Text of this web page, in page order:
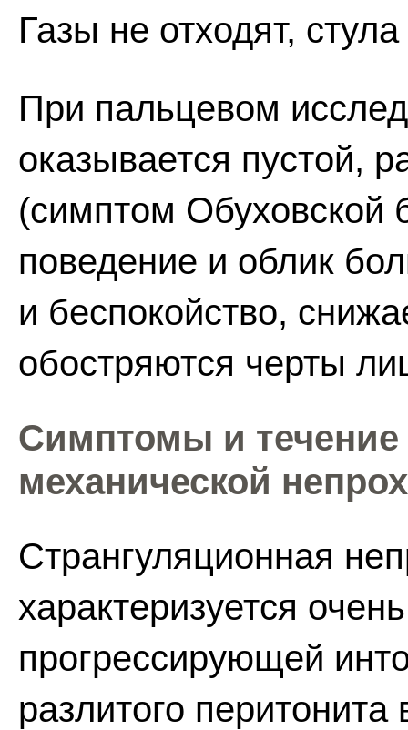
Газы не отходят, стула
При пальцевом
оказывается пустой,
(симптом Обуховской
поведение и облик
и беспокойство,
обостряются черты
Симптомы и
механической
Странгуляционная
характеризуется
прогрессирующей
разлитого